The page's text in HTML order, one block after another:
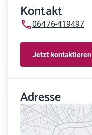
Kontakt
06476-419497
Jetzt kontaktieren
Adresse